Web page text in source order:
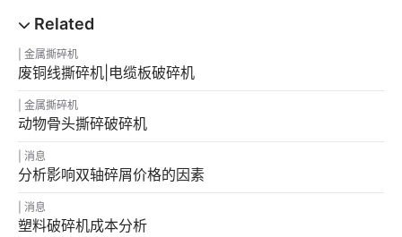
金属撕碎机
废铜线撕碎机|电缆板破碎机
金属撕碎机
动物骨头撕碎破碎机
消息
分析影响双轴碎屑价格的因素
消息
塑料破碎机成本分析